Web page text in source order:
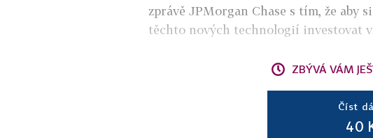
zprávě JPMorgan Chase s tím, že aby
těchto nových technologií investovat
ZBÝVÁ VÁM
Číst
40